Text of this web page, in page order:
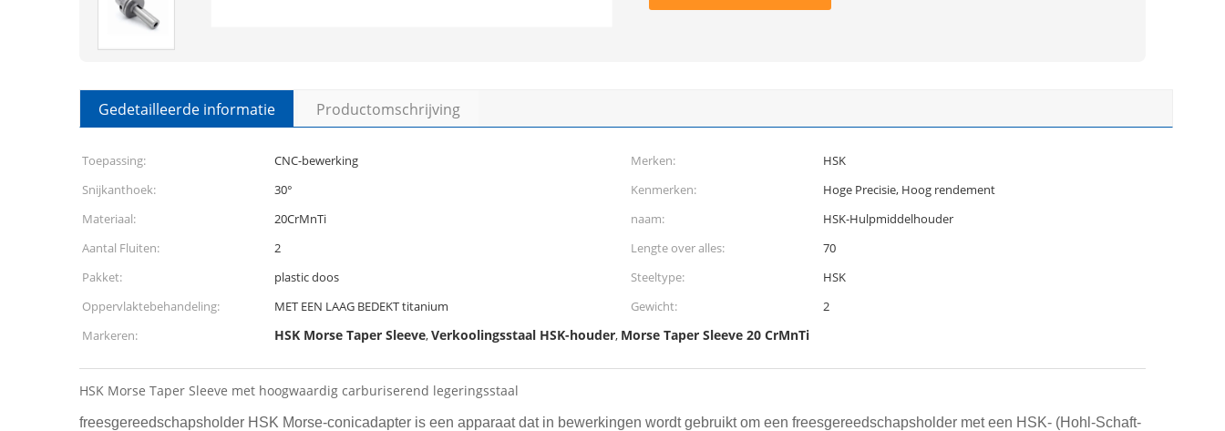
Gedetailleerde informatie Productomschrijving
Toepassing: CNC-bewerking Merken:
HSK
Snijkanthoek:
30° Kenmerken:
Hoge Precisie, Hoog rendement
Materiaal:
20CrMnTi naam:
HSK-Hulpmiddelhouder
Aantal Fluiten:
2 Lengte over alles:
70
Pakket:
plastic doos Steeltype:
HSK
Oppervlaktebehandeling:
MET EEN LAAG BEDEKT titanium Gewicht:
2
Markeren:
HSK Morse Taper Sleeve,Verkoolingsstaal HSK-houder, Morse Taper Sleeve 20 CrMnTi
HSK Morse Taper Sleeve met hoogwaardig carburiserend legeringsstaal
freesgereedschapsholder HSK Morse-conicadapter is een apparaat dat in bewerkingen wordt gebruikt om een freesgereedschapsholder met een HSK- (Hohl-Schaft-